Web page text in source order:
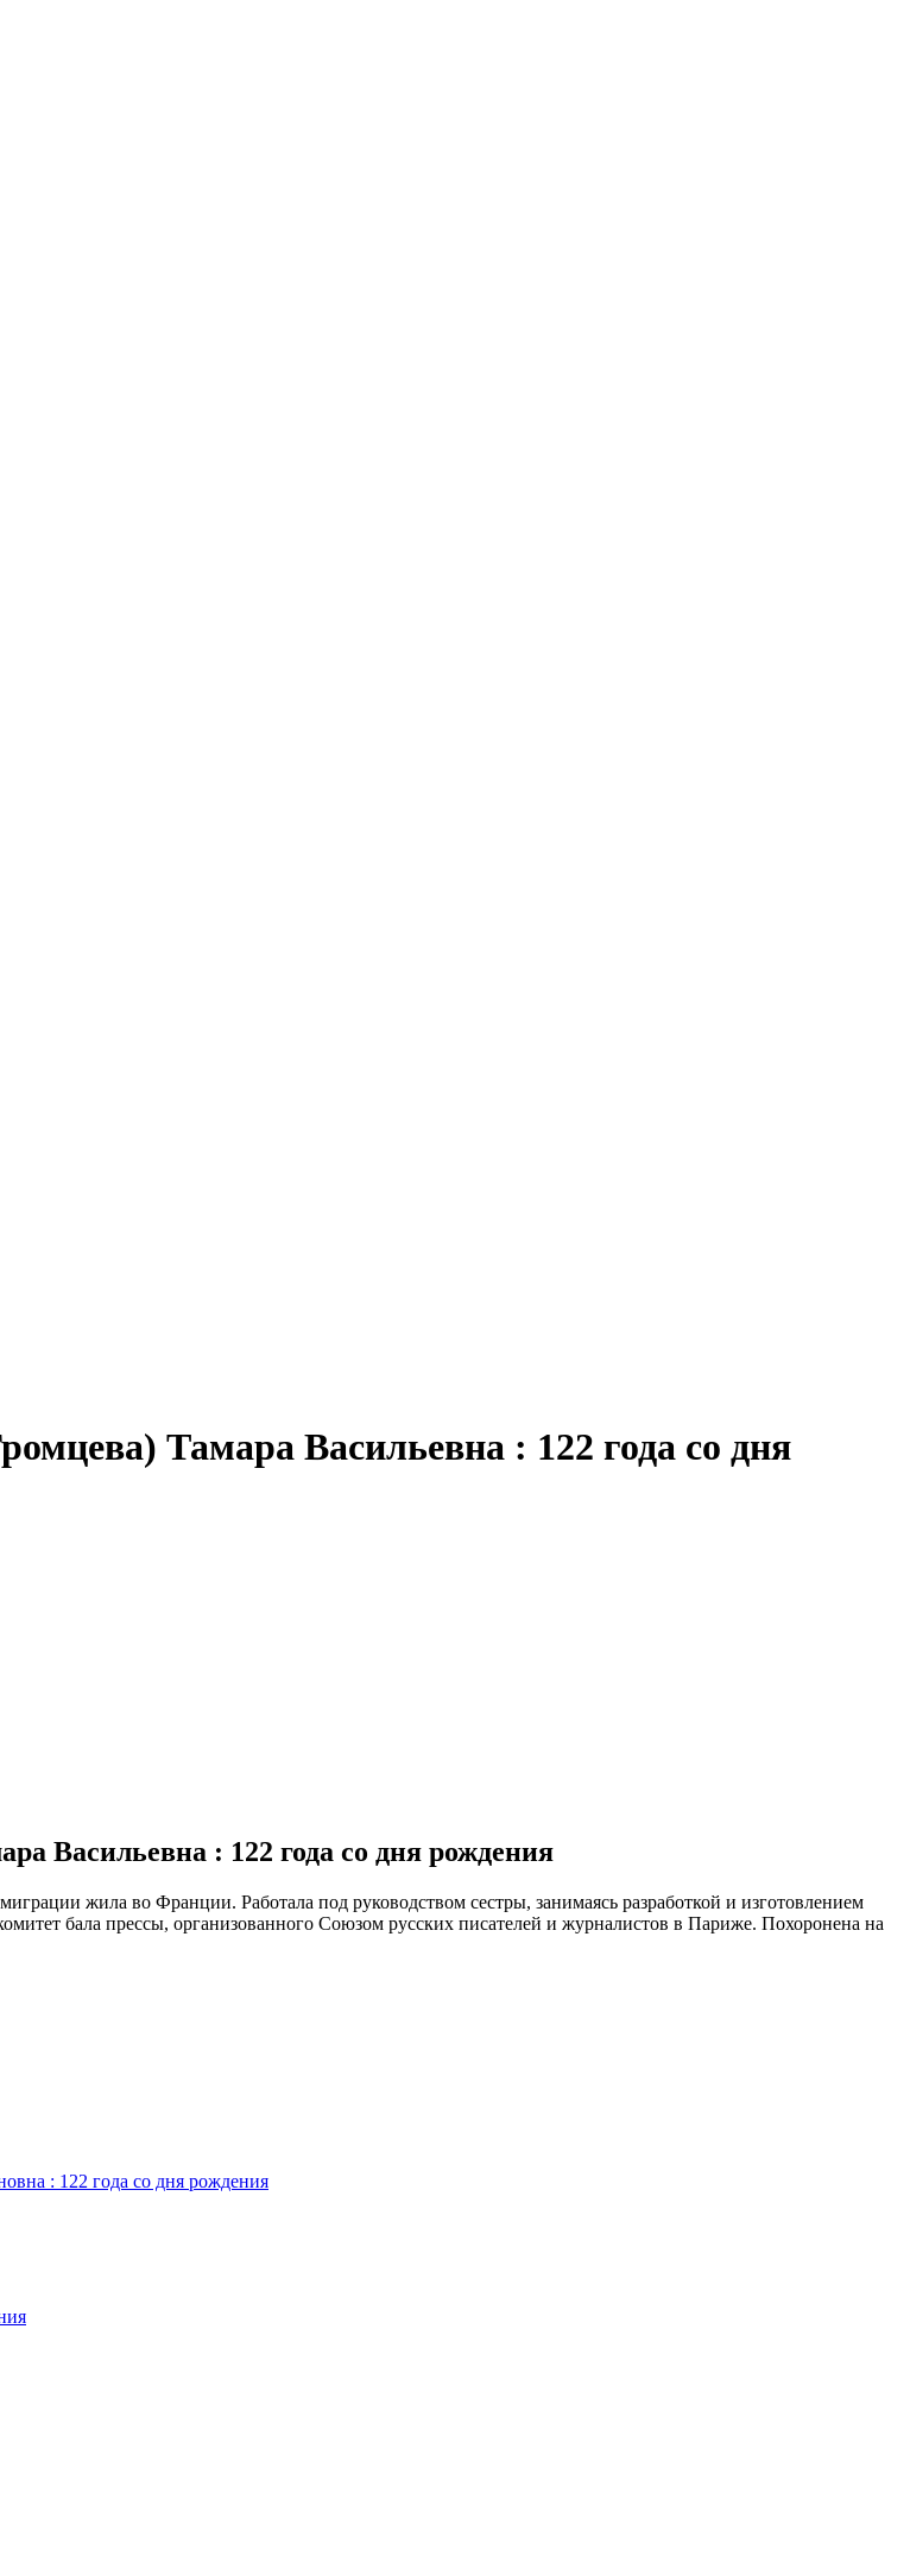
Тамара Васильевна : 122 года со дня
Васильевна : 122 года со дня рождения
жила во Франции. Работала под руководством сестры, занимаясь разработкой и изготовлением
бала прессы, организованного Союзом русских писателей и журналистов в Париже. Похоронена на
: 122 года со дня рождения